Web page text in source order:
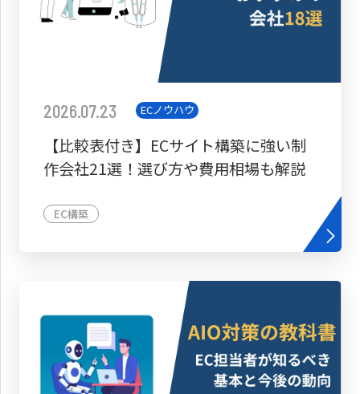
2026.07.23 ECノウハウ
【比較表付き】ECサイト構築に強い制
作会社21選！選び方や費用相場も解説
EC構築